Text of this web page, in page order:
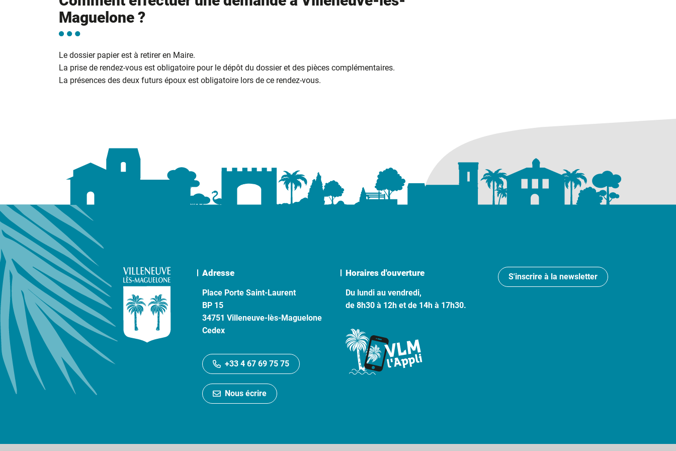
Maguelone ?
Le dossier papier est à retirer en Maire.
La prise de rendez-vous est obligatoire pour le dépôt du dossier et des pièces complémentaires.
La présences des deux futurs époux est obligatoire lors de ce rendez-vous.
Adresse
Place Porte Saint-Laurent
BP 15
34751 Villeneuve-lès-Maguelone
Cedex
+33 4 67 69 75 75
Nous écrire
Horaires d'ouverture
Du lundi au vendredi,
de 8h30 à 12h et de 14h à 17h30.
S'inscrire à la newsletter